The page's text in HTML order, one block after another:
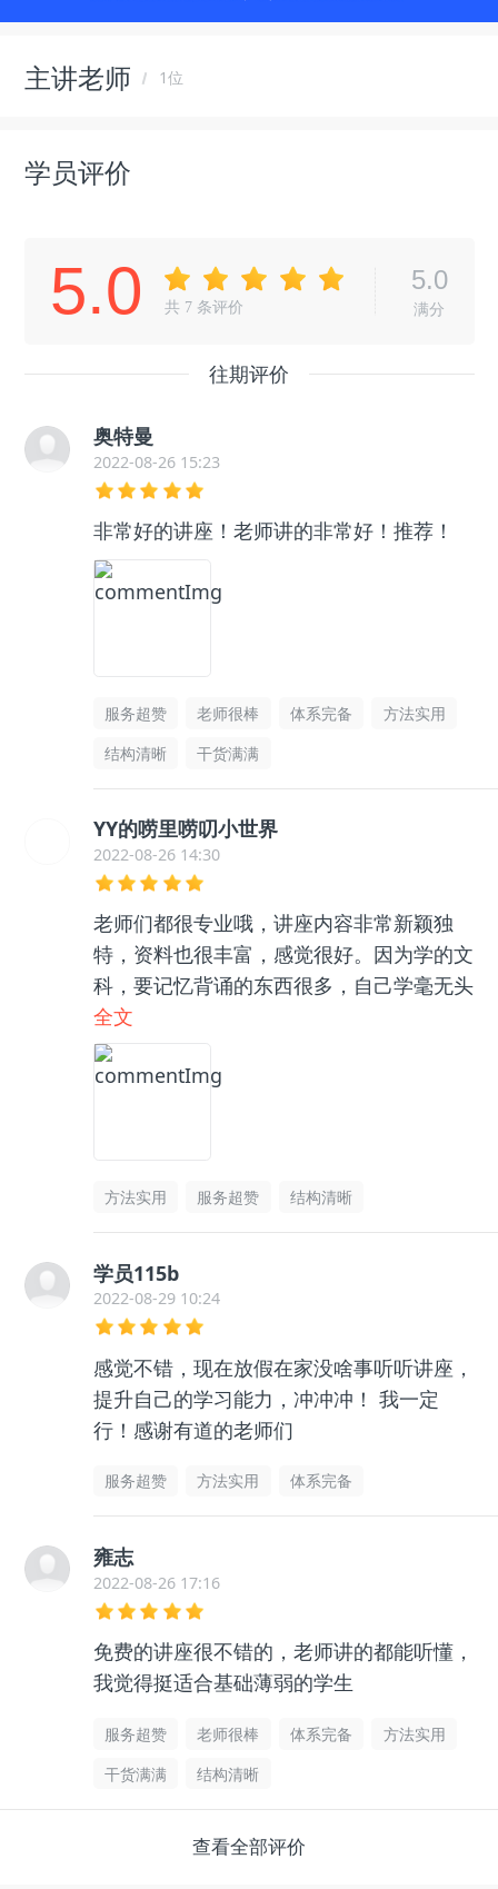
主讲老师 1位
学员评价
5.0 共 7 条评价
5.0
满分
往期评价
奥特曼
2022-08-26 15:23
非常好的讲座！老师讲的非常好！推荐！
服务超赞 老师很棒 体系完备
方法实用
结构清晰
干货满满
YY的唠里唠叨小世界
2022-08-26 14:30
老师们都很专业哦，讲座内容非常新颖独
特，资料也很丰富，感觉很好。因为学的文
科，要记忆背诵的东西很多，自己学毫无头
绪，和咨询老师聊了之后收获很大，逻辑框
架清晰了很多，总之很推荐👍🏻
全文
方法实用 服务超赞 结构清晰
学员115b
2022-08-29 10:24
感觉不错，现在放假在家没啥事听听讲座，
提升自己的学习能力，冲冲冲！ 我一定
行！感谢有道的老师们
服务超赞 方法实用 体系完备
雍志
2022-08-26 17:16
免费的讲座很不错的，老师讲的都能听懂，
我觉得挺适合基础薄弱的学生
服务超赞 老师很棒 体系完备
方法实用
干货满满
结构清晰
查看全部评价